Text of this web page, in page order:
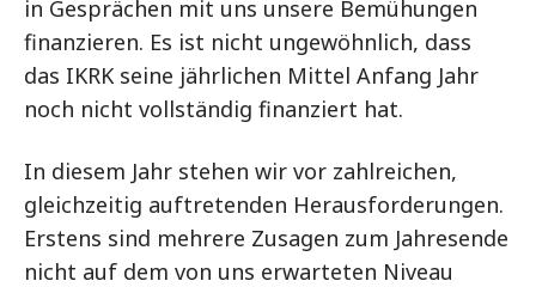
in Gesprächen mit uns unsere Bemühungen
finanzieren. Es ist nicht ungewöhnlich, dass
das IKRK seine jährlichen Mittel Anfang Jahr
noch nicht vollständig finanziert hat.
In diesem Jahr stehen wir vor zahlreichen,
gleichzeitig auftretenden Herausforderungen.
Erstens sind mehrere Zusagen zum Jahresende
nicht auf dem von uns erwarteten Niveau